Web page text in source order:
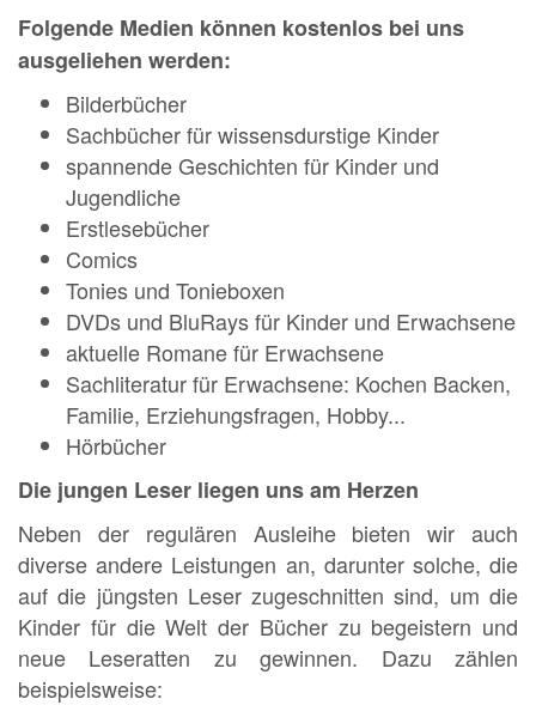
Folgende Medien können kostenlos bei uns
ausgeliehen werden:
Bilderbücher
Sachbücher für wissensdurstige Kinder
spannende Geschichten für Kinder und
Jugendliche
Erstlesebücher
Comics
Tonies und Tonieboxen
DVDs und BluRays für Kinder und Erwachsene
aktuelle Romane für Erwachsene
Sachliteratur für Erwachsene: Kochen Backen,
Familie, Erziehungsfragen, Hobby...
Hörbücher
Die jungen Leser liegen uns am Herzen
Neben der regulären Ausleihe bieten wir auch
diverse andere Leistungen an, darunter solche, die
auf die jüngsten Leser zugeschnitten sind, um die
Kinder für die Welt der Bücher zu begeistern und
neue Leseratten zu gewinnen. Dazu zählen
beispielsweise: